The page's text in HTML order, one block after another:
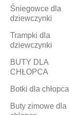
Śniegowce dla
dziewczynki
Trampki dla
dziewczynki
BUTY DLA
CHŁOPCA
Botki dla chłopca
Buty zimowe dla